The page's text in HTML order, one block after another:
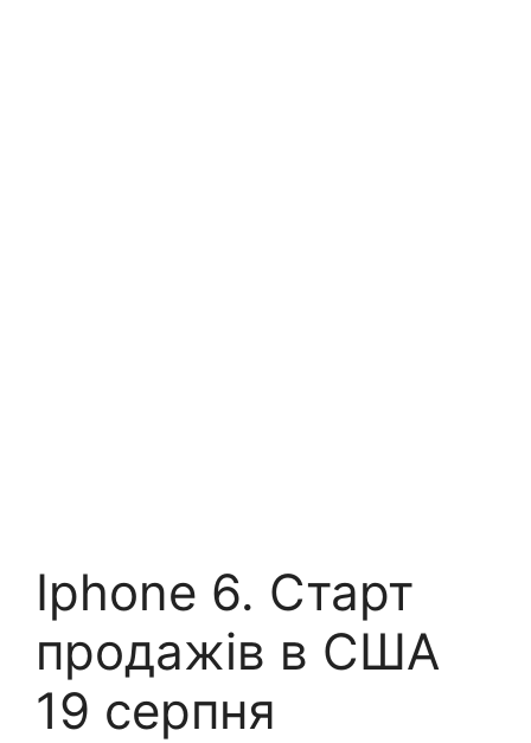
Iphone 6. Старт
продажів в США
19 серпня